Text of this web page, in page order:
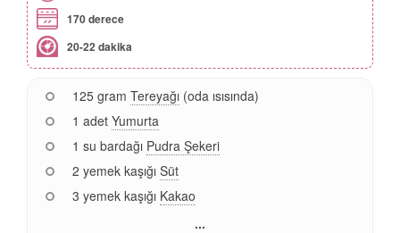
170 derece
20-22 dakika
125 gram Tereyağı (oda ısısında)
1 adet Yumurta
1 su bardağı Pudra Şekeri
2 yemek kaşığı Süt
3 yemek kaşığı Kakao
...